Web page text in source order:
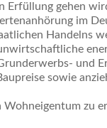
Erfüllung gehen
im
Handelns
und
sowie
Wohneigentum zu